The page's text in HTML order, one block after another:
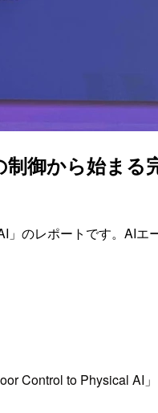
御から始まる
のレポートです。AI
Control to Physical AI」